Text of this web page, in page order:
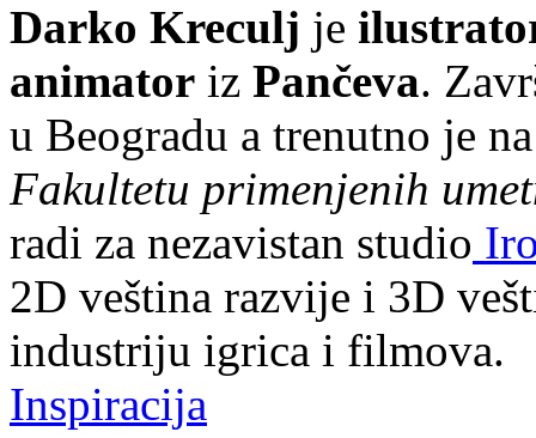
Darko Kreculj je
animator iz Pančeva.
u Beogradu a trenutno je
Fakultetu primenjenih
radi za nezavistan studio
2D veština razvije i 3D
industriju igrica i filmova.
Inspiracija